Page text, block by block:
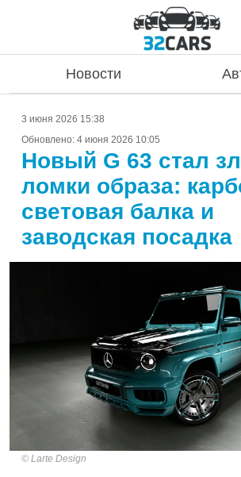
Новости
3 июня 2026 15:38
Обновлено: 4 июня 2026 10:05
Новый G 63 стал
ломки образа:
световая балка и
заводская посадка
Larte Design